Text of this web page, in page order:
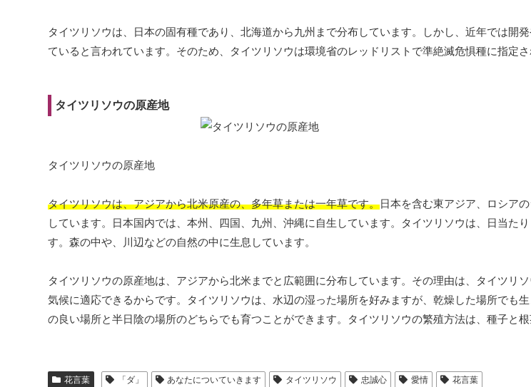
タイツリソウは、日本の固有種であり、北海道から九州まで分布しています。しかし、近年では開
ていると言われています。そのため、タイツリソウは環境省のレッドリストで準絶滅危惧種に指定さ
タイツリソウの原産地
タイツリソウの原産地
タイツリソウは、アジアから北米原産の、多年草または一年草です。日本を含む東アジア、ロシア
しています。日本国内では、本州、四国、九州、沖縄に自生しています。タイツリソウは、日当た
す。森の中や、川辺などの自然の中に生息しています。
タイツリソウの原産地は、アジアから北米までと広範囲に分布しています。その理由は、タイツリ
気候に適応できるからです。タイツリソウは、水辺の湿った場所を好みますが、乾燥した場所でも
の良い場所と半日陰の場所のどちらでも育つことができます。タイツリソウの繁殖方法は、種子と根
花言葉 「ダ」 あなたについていきます タイツリソウ 忠誠心 愛情 花言葉